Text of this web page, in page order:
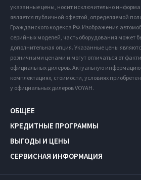
указанные цены, носит исключительно
является публичной офертой, определяемой
Гражданского кодекса РФ. Изображения
серийных моделей, часть оборудования может
дополнительная опция. Указанные цены
розничными ценами и могут отличаться от
официальных дилеров. Актуальную информацию
комплектациях, стоимости, условиях
у официальных дилеров VOYAH.
ОБЩЕЕ
КРЕДИТНЫЕ ПРОГРАММЫ
ВЫГОДЫ И ЦЕНЫ
СЕРВИСНАЯ ИНФОРМАЦИЯ